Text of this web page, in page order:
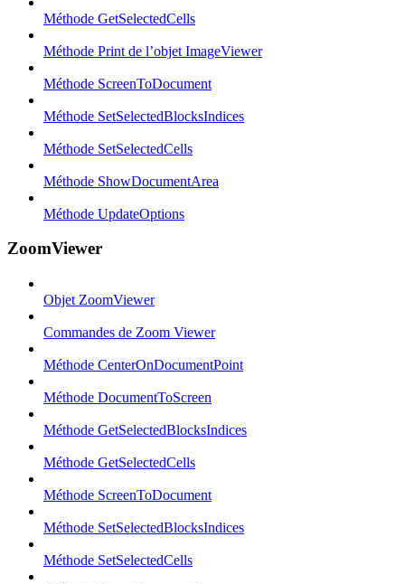
Méthode GetSelectedCells
Méthode Print de l’objet ImageViewer
Méthode ScreenToDocument
Méthode SetSelectedBlocksIndices
Méthode SetSelectedCells
Méthode ShowDocumentArea
Méthode UpdateOptions
ZoomViewer
Objet ZoomViewer
Commandes de Zoom Viewer
Méthode CenterOnDocumentPoint
Méthode DocumentToScreen
Méthode GetSelectedBlocksIndices
Méthode GetSelectedCells
Méthode ScreenToDocument
Méthode SetSelectedBlocksIndices
Méthode SetSelectedCells